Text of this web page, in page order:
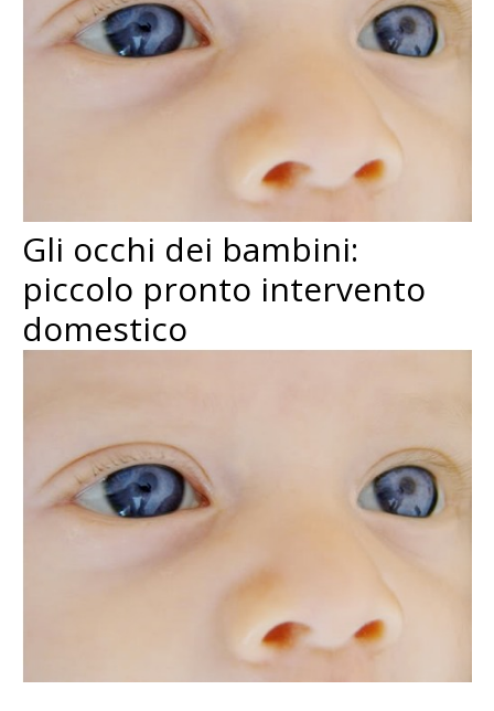
Gli occhi dei bambini:
piccolo pronto intervento
domestico